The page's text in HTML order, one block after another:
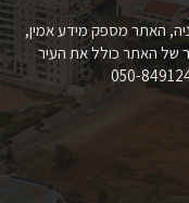
האתר מספק מידע אמין,
של האתר כולל את העיר